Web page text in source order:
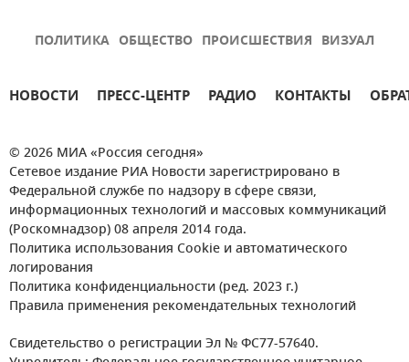
ПОЛИТИКА ОБЩЕСТВО ПРОИСШЕСТВИЯ ВИЗУАЛ
НОВОСТИ ПРЕСС-ЦЕНТР РАДИО КОНТАКТЫ
© 2026 МИА «Россия сегодня»
Сетевое издание РИА Новости зарегистрировано в
Федеральной службе по надзору в сфере связи,
информационных технологий и массовых коммуникаций
(Роскомнадзор) 08 апреля 2014 года.
Политика использования Cookie и автоматического
логирования
Политика конфиденциальности (ред. 2023 г.)
Правила применения рекомендательных технологий
Свидетельство о регистрации Эл № ФС77-57640.